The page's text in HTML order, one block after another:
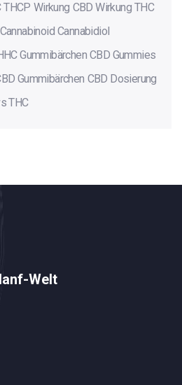
THCP Wirkung CBD Wirkung THC
Cannabinoid Cannabidiol
Gummibärchen CBD Gummies
Gummibärchen CBD Dosierung
THC
Welt